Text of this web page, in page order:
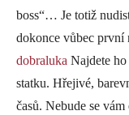
boss“… Je totiž
dokonce vůbec první
dobraluka Najdete
statku. Hřejivé,
časů. Nebude se